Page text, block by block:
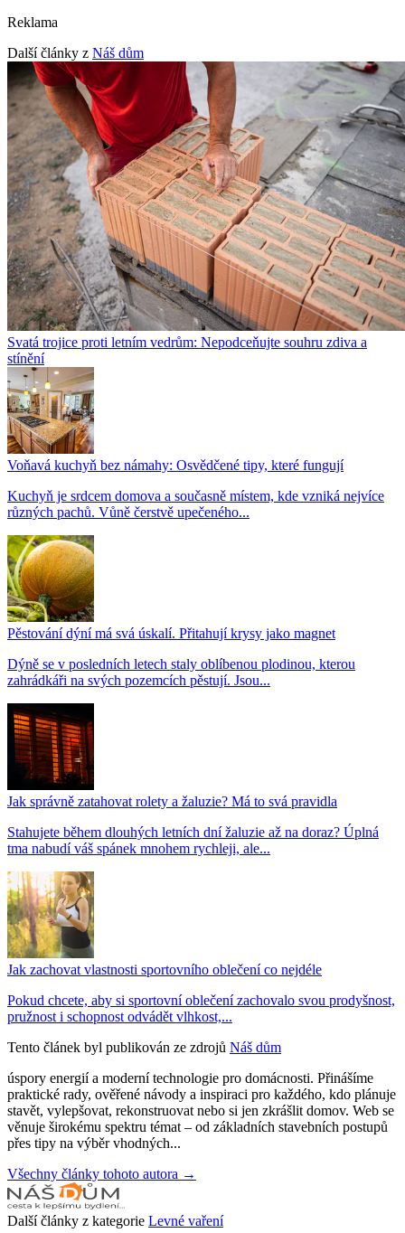
Reklama
Další články z Náš dům
Svatá trojice proti letním vedrům: Nepodceňujte souhru zdiva a
stínění
Voňavá kuchyň bez námahy: Osvědčené tipy, které fungují
Kuchyň je srdcem domova a současně místem, kde vzniká nejvíce
různých pachů. Vůně čerstvě upečeného...
Pěstování dýní má svá úskalí. Přitahují krysy jako magnet
Dýně se v posledních letech staly oblíbenou plodinou, kterou
zahrádkáři na svých pozemcích pěstují. Jsou...
Jak správně zatahovat rolety a žaluzie? Má to svá pravidla
Stahujete během dlouhých letních dní žaluzie až na doraz? Úplná
tma nabudí váš spánek mnohem rychleji, ale...
Jak zachovat vlastnosti sportovního oblečení co nejdéle
Pokud chcete, aby si sportovní oblečení zachovalo svou prodyšnost,
pružnost i schopnost odvádět vlhkost,...
Tento článek byl publikován ze zdrojů Náš dům
úspory energií a moderní technologie pro domácnosti. Přinášíme
praktické rady, ověřené návody a inspiraci pro každého, kdo plánuje
stavět, vylepšovat, rekonstruovat nebo si jen zkrášlit domov. Web se
věnuje širokému spektru témat – od základních stavebních postupů
přes tipy na výběr vhodných...
Všechny články tohoto autora →
Další články z kategorie Levné vaření